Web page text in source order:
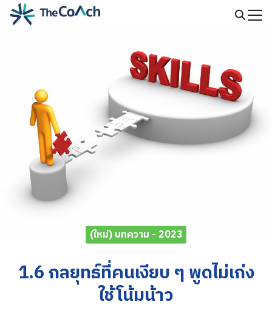
Skip
(ใหม่) บทความ - 2023
1.6 กลยุทธ์ที่คนเงียบ ๆ พูดไม่เก่ง
ใช้โน้มน้าว